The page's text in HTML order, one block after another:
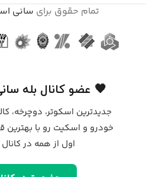
تمام حقوق برای سانی
🧡 عضو کانال بله
جدیدترین اسکوتر، دوچرخه،
خودرو و اسکیت رو با
اول از همه در کانال